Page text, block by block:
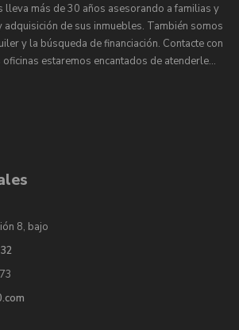
lleva más de 30 años asesorando a familias y
adquisición de sus inmuebles. También somos
y la búsqueda de financiación. Contacte con
estaremos encantados de atenderle…
8, bajo